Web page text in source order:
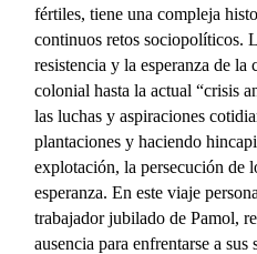
fértiles, tiene una compleja
continuos retos sociopolíticos.
resistencia y la esperanza de la
colonial hasta la actual “crisis
las luchas y aspiraciones
plantaciones y haciendo
explotación, la persecución de
esperanza. En este viaje
trabajador jubilado de Pamol,
ausencia para enfrentarse a